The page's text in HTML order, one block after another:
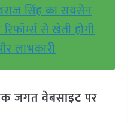
सिंह का रायसेन
से खेती होगी
लाभकारी
जगत वेबसाइट पर